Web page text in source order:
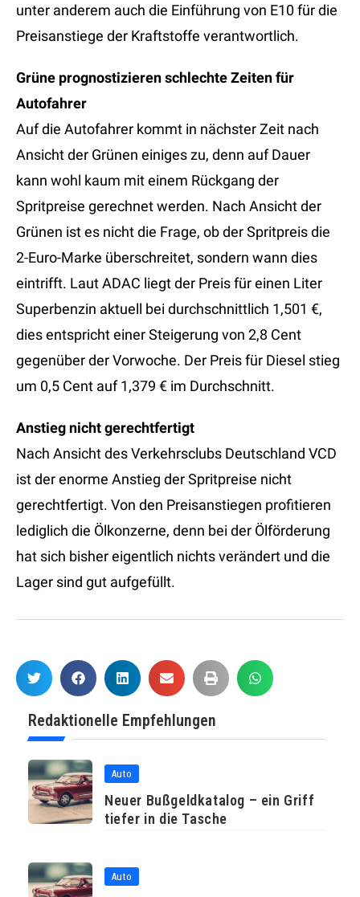
unter anderem auch die Einführung von E10 für die
Preisanstiege der Kraftstoffe verantwortlich.
Grüne prognostizieren schlechte Zeiten für
Autofahrer
Auf die Autofahrer kommt in nächster Zeit nach
Ansicht der Grünen einiges zu, denn auf Dauer
kann wohl kaum mit einem Rückgang der
Spritpreise gerechnet werden. Nach Ansicht der
Grünen ist es nicht die Frage, ob der Spritpreis die
2-Euro-Marke überschreitet, sondern wann dies
eintrifft. Laut ADAC liegt der Preis für einen Liter
Superbenzin aktuell bei durchschnittlich 1,501 €,
dies entspricht einer Steigerung von 2,8 Cent
gegenüber der Vorwoche. Der Preis für Diesel stieg
um 0,5 Cent auf 1,379 € im Durchschnitt.
Anstieg nicht gerechtfertigt
Nach Ansicht des Verkehrsclubs Deutschland VCD
ist der enorme Anstieg der Spritpreise nicht
gerechtfertigt. Von den Preisanstiegen profitieren
lediglich die Ölkonzerne, denn bei der Ölförderung
hat sich bisher eigentlich nichts verändert und die
Lager sind gut aufgefüllt.
Redaktionelle Empfehlungen
Auto
Neuer Bußgeldkatalog – ein Griff
tiefer in die Tasche
Auto